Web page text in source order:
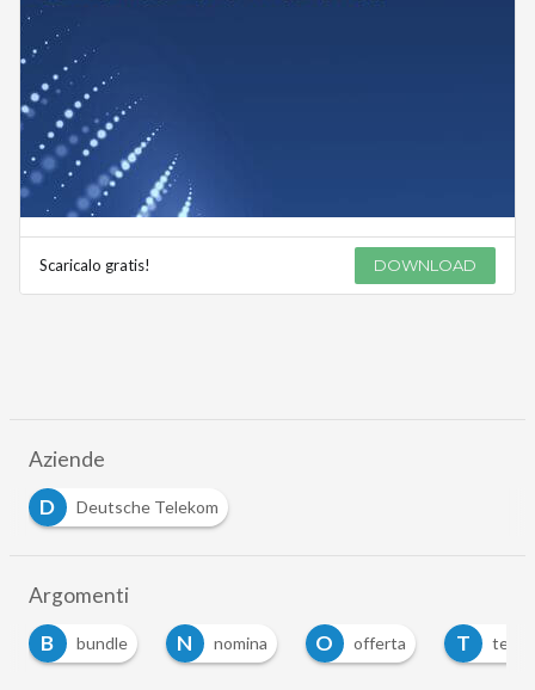
Scaricalo gratis! DOWNLOAD
Aziende
D
Deutsche Telekom
Argomenti
B
bundle N nomina O offerta T telco